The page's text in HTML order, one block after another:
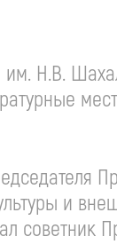
им. Н.В.
и
советник